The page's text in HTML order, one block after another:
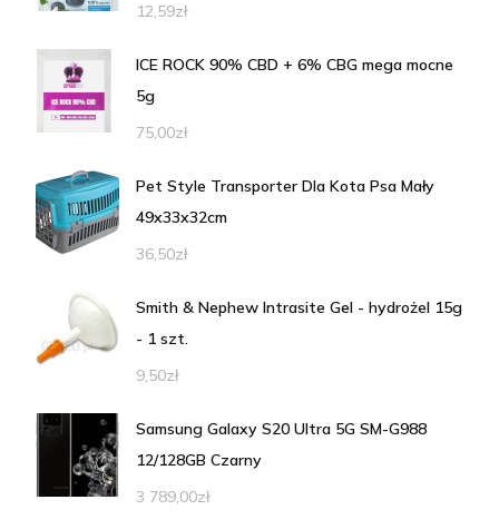
12,59zł
ICE ROCK 90% CBD + 6% CBG mega mocne
5g
75,00zł
Pet Style Transporter Dla Kota Psa Mały
49x33x32cm
36,50zł
Smith & Nephew Intrasite Gel - hydrożel 15g
- 1 szt.
9,50zł
Samsung Galaxy S20 Ultra 5G SM-G988
12/128GB Czarny
3 789,00zł